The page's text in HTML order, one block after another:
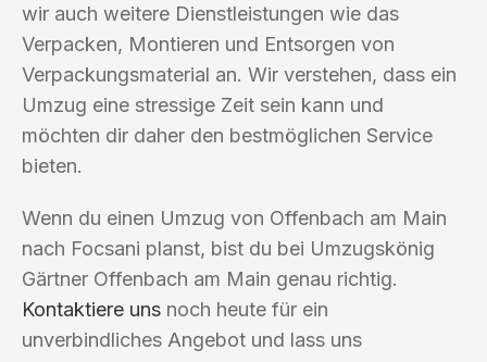
wir auch weitere Dienstleistungen wie das
Verpacken, Montieren und Entsorgen von
Verpackungsmaterial an. Wir verstehen, dass ein
Umzug eine stressige Zeit sein kann und
möchten dir daher den bestmöglichen Service
bieten.
Wenn du einen Umzug von Offenbach am Main
nach Focsani planst, bist du bei Umzugskönig
Gärtner Offenbach am Main genau richtig.
Kontaktiere uns noch heute für ein
unverbindliches Angebot und lass uns